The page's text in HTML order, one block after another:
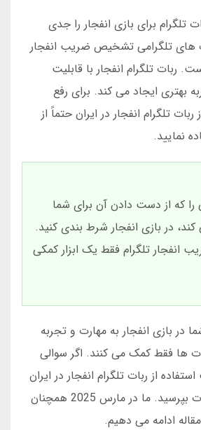
تلگرام برای بازی انفجار را جدی
های تلگرامی تشخیص ضریب انفجار
ربات تلگرام انفجار با قابلیت
بهتری ایجاد می کند. برای رفع
تلگرام انفجار در ایران حتماً از
نمایید.
را که از دست دادن آن برای شما
در بازی انفجار شرط بندی کنید.
تلگرام فقط یک ابزار کمکی
در بازی انفجار به مهارت و تجربه
ها فقط کمک می کنند. اگر سوالی
از ربات تلگرام انفجار در ایران
دارید، در بخش نظرات بپرسید. ما در مارس 2025 همچنان
ادامه می دهیم.